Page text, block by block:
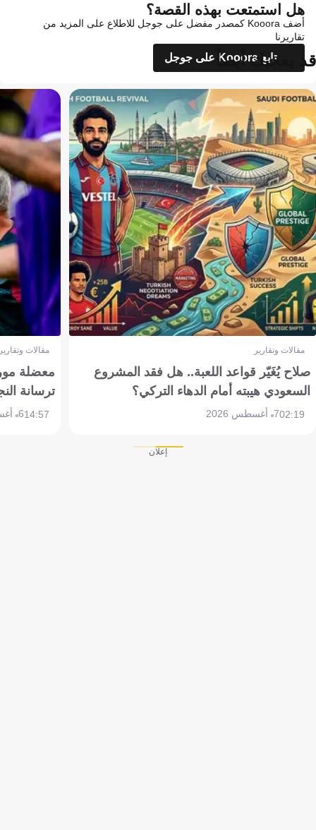
هل استمتعت بهذه القصة؟
أضف Kooora كمصدر مفضل على جوجل للاطلاع على المزيد من
تقاريرنا
تابع Kooora على جوجل
قد يعجبك أيضاً
مقالات وتقارير
صلاح يُغَيّر قواعد اللعبة.. هل فقد المشروع
السعودي هيبته أمام الدهاء التركي؟
02:197 أغسطس 2026
مقالات
معضلة
ترسانة
14:576 أغسطس 2026
إعلان